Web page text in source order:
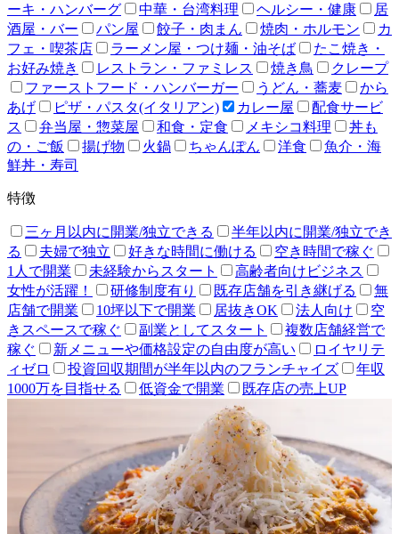
ーキ・ハンバーグ
中華・台湾料理 ヘルシー・健康
居
酒屋・バー
パン屋 餃子・肉まん 焼肉・ホルモン
カ
フェ・喫茶店
ラーメン屋・つけ麺・油そば
たこ焼き・
お好み焼き
レストラン・ファミレス 焼き鳥
クレープ
ファーストフード・ハンバーガー
うどん・蕎麦
から
あげ
ピザ・パスタ(イタリアン) カレー屋
配食サービ
ス
弁当屋・惣菜屋 和食・定食 メキシコ料理
丼も
の・ご飯
揚げ物 火鍋 ちゃんぽん 洋食
魚介・海
鮮丼・寿司
特徴
三ヶ月以内に開業/独立できる
半年以内に開業/独立でき
る
夫婦で独立 好きな時間に働ける
空き時間で稼ぐ
1人で開業
未経験からスタート
高齢者向けビジネス
女性が活躍！
研修制度有り 既存店舗を引き継げる
無
店舗で開業
10坪以下で開業 居抜きOK 法人向け
空
きスペースで稼ぐ
副業としてスタート
複数店舗経営で
稼ぐ
新メニューや価格設定の自由度が高い
ロイヤリテ
ィゼロ
投資回収期間が半年以内のフランチャイズ
年収
1000万を目指せる
低資金で開業 既存店の売上UP